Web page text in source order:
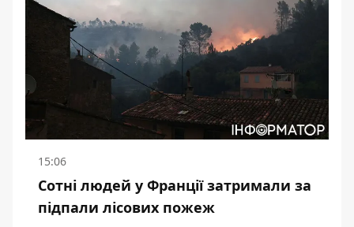
15:06
Сотні людей у Франції затримали за
підпали лісових пожеж